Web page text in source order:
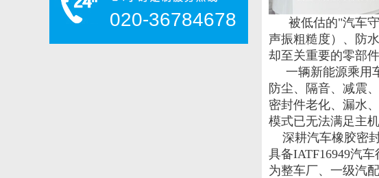
020-36784678 被低估的"汽车
声振粗糙度）、防
却至关重要的零部
一辆新能源乘用车
防尘、隔音、减震
密封件老化、漏水
模式已无法满足主
深耕汽车橡胶密封
具备IATF16949汽
为整车厂、一级汽